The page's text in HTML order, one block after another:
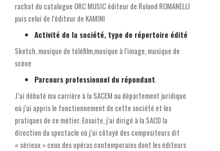
rachat du catalogue ORC MUSIC éditeur de Roland ROMANELLI
puis celui de l’éditeur de KAMINI
Activité de la société, type de répertoire édité
Sketch, musique de téléfilm,musique à l’image, musique de
scène
Parcours professionnel du répondant
J’ai débuté ma carrière à la SACEM au département juridique
où j’ai appris le fonctionnement de cette société et les
pratiques de ce métier. Ensuite, j’ai dirigé à la SACD la
direction du spectacle où j’ai côtoyé des compositeurs dit
« sérieux » ceux des opéras contemporains dont les éditeurs